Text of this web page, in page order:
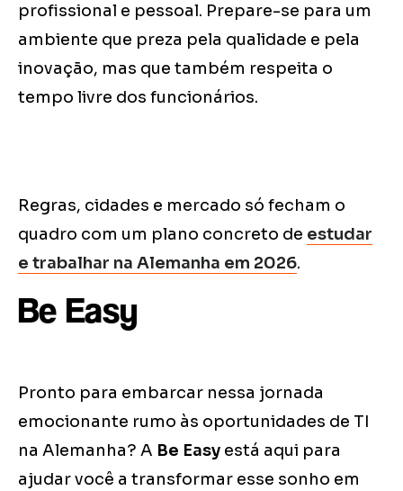
profissional e pessoal. Prepare-se para um
ambiente que preza pela qualidade e pela
inovação, mas que também respeita o
tempo livre dos funcionários.
Regras, cidades e mercado só fecham o
quadro com um plano concreto de estudar
e trabalhar na Alemanha em 2026.
Be Easy
Pronto para embarcar nessa jornada
emocionante rumo às oportunidades de TI
na Alemanha? A Be Easy está aqui para
ajudar você a transformar esse sonho em